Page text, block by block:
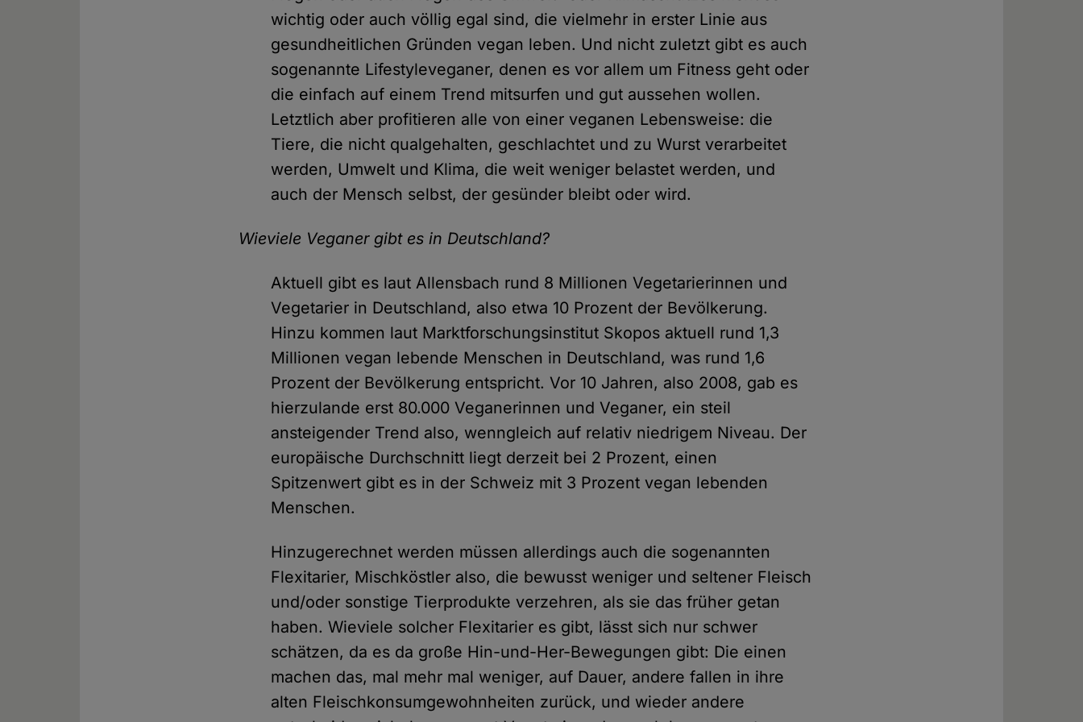
wichtig oder auch völlig egal sind, die vielmehr in erster Linie aus
gesundheitlichen Gründen vegan leben. Und nicht zuletzt gibt es auch
sogenannte Lifestyleveganer, denen es vor allem um Fitness geht oder
die einfach auf einem Trend mitsurfen und gut aussehen wollen.
Letztlich aber profitieren alle von einer veganen Lebensweise: die
Tiere, die nicht qualgehalten, geschlachtet und zu Wurst verarbeitet
werden, Umwelt und Klima, die weit weniger belastet werden, und
auch der Mensch selbst, der gesünder bleibt oder wird.
Wieviele Veganer gibt es in Deutschland?
Aktuell gibt es laut Allensbach rund 8 Millionen Vegetarierinnen und
Vegetarier in Deutschland, also etwa 10 Prozent der Bevölkerung.
Hinzu kommen laut Marktforschungsinstitut Skopos aktuell rund 1,3
Millionen vegan lebende Menschen in Deutschland, was rund 1,6
Prozent der Bevölkerung entspricht. Vor 10 Jahren, also 2008, gab es
hierzulande erst 80.000 Veganerinnen und Veganer, ein steil
ansteigender Trend also, wenngleich auf relativ niedrigem Niveau. Der
europäische Durchschnitt liegt derzeit bei 2 Prozent, einen
Spitzenwert gibt es in der Schweiz mit 3 Prozent vegan lebenden
Menschen.
Hinzugerechnet werden müssen allerdings auch die sogenannten
Flexitarier, Mischköstler also, die bewusst weniger und seltener Fleisch
und/oder sonstige Tierprodukte verzehren, als sie das früher getan
haben. Wieviele solcher Flexitarier es gibt, lässt sich nur schwer
schätzen, da es da große Hin-und-Her-Bewegungen gibt: Die einen
machen das, mal mehr mal weniger, auf Dauer, andere fallen in ihre
alten Fleischkonsumgewohnheiten zurück, und wieder andere